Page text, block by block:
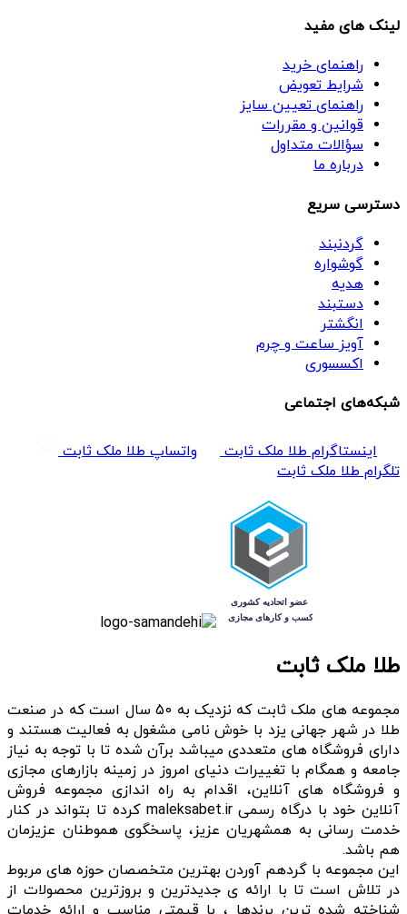
لینک های مفید
راهنمای خرید
شرایط تعویض
راهنمای تعیین سایز
قوانین و مقررات
سؤالات متداول
درباره ما
دسترسی سریع
گردنبند
گوشواره
هدیه
دستبند
انگشتر
آویز ساعت و چرم
اکسسوری
شبکه‌های اجتماعی
اینستاگرام طلا ملک ثابت
واتساپ طلا ملک ثابت
تلگرام طلا ملک ثابت
طلا ملک ثابت
مجموعه های ملک ثابت که نزدیک به 50 سال است که در صنعت
طلا در شهر جهانی یزد با خوش نامی مشغول به فعالیت هستند و
دارای فروشگاه های متعددی میباشد برآن شده تا با توجه به نیاز
جامعه و همگام با تغییرات دنیای امروز در زمینه بازارهای مجازی
و فروشگاه های آنلاین، اقدام به راه اندازی مجموعه فروش
آنلاین خود با درگاه رسمی maleksabet.ir کرده تا بتواند در کنار
خدمت رسانی به همشهریان عزیز، پاسخگوی هموطنان عزیزمان
هم باشد.
این مجموعه با گردهم آوردن بهترین متخصصان حوزه های مربوط
در تلاش است تا با ارائه ی جدیدترین و بروزترین محصولات از